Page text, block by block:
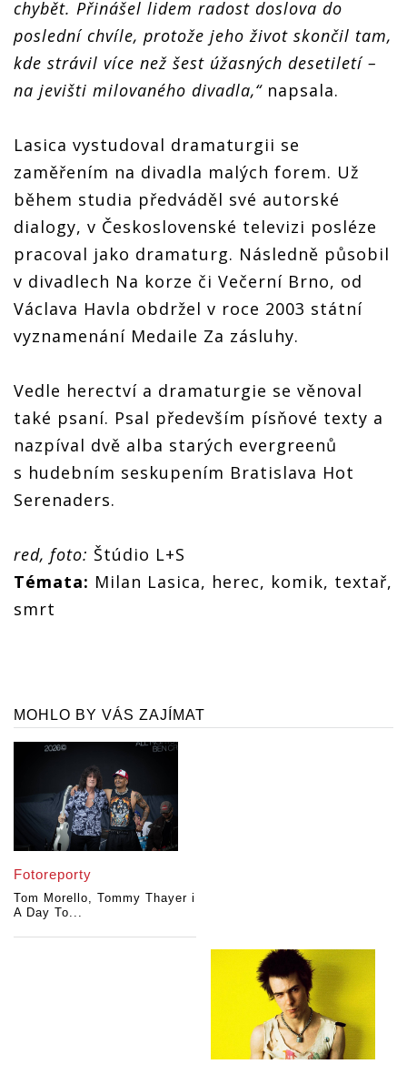
chybět. Přinášel lidem radost doslova do
poslední chvíle, protože jeho život skončil tam,
kde strávil více než šest úžasných desetiletí –
na jevišti milovaného divadla,“napsala.
Lasica vystudoval dramaturgii se
zaměřením na divadla malých forem. Už
během studia předváděl své autorské
dialogy, v Československé televizi posléze
pracoval jako dramaturg. Následně působil
v divadlech Na korze či Večerní Brno, od
Václava Havla obdržel v roce 2003 státní
vyznamenání Medaile Za zásluhy.
Vedle herectví a dramaturgie se věnoval
také psaní. Psal především písňové texty a
nazpíval dvě alba starých evergreenů
s hudebním seskupením Bratislava Hot
Serenaders.
red, foto: Štúdio L+S
Témata: Milan Lasica, herec, komik, textař,
smrt
MOHLO BY VÁS ZAJÍMAT
Fotoreporty
Tom Morello, Tommy Thayer i
A Day To...